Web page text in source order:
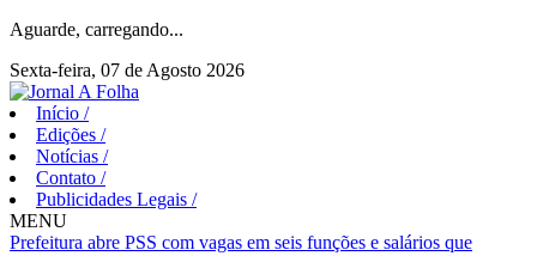
Aguarde, carregando...
Sexta-feira, 07 de Agosto 2026
Início /
Edições /
Notícias /
Contato /
Publicidades Legais /
MENU
Prefeitura abre PSS com vagas em seis funções e salários que